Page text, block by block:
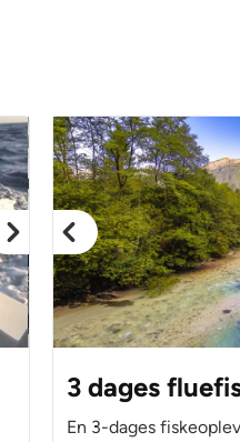
3 dages
En 3-dages